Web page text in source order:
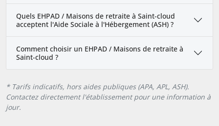
Quels EHPAD / Maisons de retraite à Saint-cloud
acceptent l'Aide Sociale à l'Hébergement (ASH) ?
Comment choisir un EHPAD / Maisons de retraite à
Saint-cloud ?
* Tarifs indicatifs, hors aides publiques (APA, APL, ASH).
Contactez directement l'établissement pour une information à
jour.